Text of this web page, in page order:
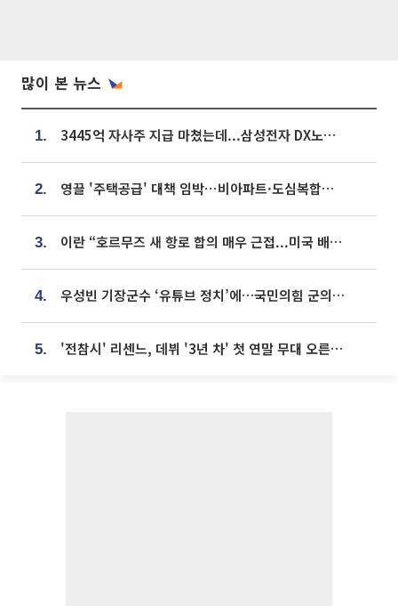
많이 본 뉴스
1. 3445억 자사주 지급 마쳤는데...삼성전자 DX노조, 뒤늦은 '떼쓰기 집회'
2. 영끌 '주택공급' 대책 임박⋯비아파트·도심복합까지 총동원
3. 이란 “호르무즈 새 항로 합의 매우 근접...미국 배상 먼저”
4. 우성빈 기장군수 ‘유튜브 정치’에…국민의힘 군의원들 집단 반발
5. '전참시' 리센느, 데뷔 '3년 차' 첫 연말 무대 오른다⋯"그동안 섭외 안 와"